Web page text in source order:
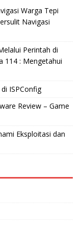
Warga Tepi
Navigasi
Perintah di
114 : Mengetahui
ISPConfig
Review – Game
Eksploitasi dan